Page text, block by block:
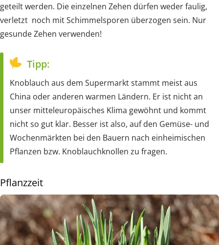
geteilt werden. Die einzelnen Zehen dürfen weder faulig,
verletzt noch mit Schimmelsporen überzogen sein. Nur
gesunde Zehen verwenden!
Tipp:
Knoblauch aus dem Supermarkt stammt meist aus
China oder anderen warmen Ländern. Er ist nicht an
unser mitteleuropäisches Klima gewöhnt und kommt
nicht so gut klar. Besser ist also, auf den Gemüse- und
Wochenmärkten bei den Bauern nach einheimischen
Pflanzen bzw. Knoblauchknollen zu fragen.
Pflanzzeit